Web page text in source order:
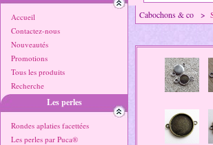
Accueil
Contactez-nous
Nouveautés
Promotions
Tous les produits
Recherche
Les perles
Rondes aplaties facettées
Les perles par Puca®
Cabochons & co >